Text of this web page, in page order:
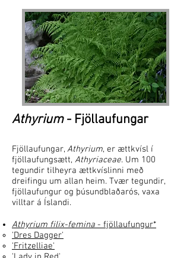
Athyrium- Fjöllaufungar
Fjöllaufungar, Athyrium, er ættkvísl í
fjöllaufungsætt, Athyriaceae. Um 100
tegundir tilheyra ættkvíslinni með
dreifingu um allan heim. Tvær tegundir,
fjöllaufungur og þúsundblaðarós, vaxa
villtar á Íslandi.
Athyrium filix-femina - fjöllaufungur*
​'Dres Dagger'​
'Fritzelliae'